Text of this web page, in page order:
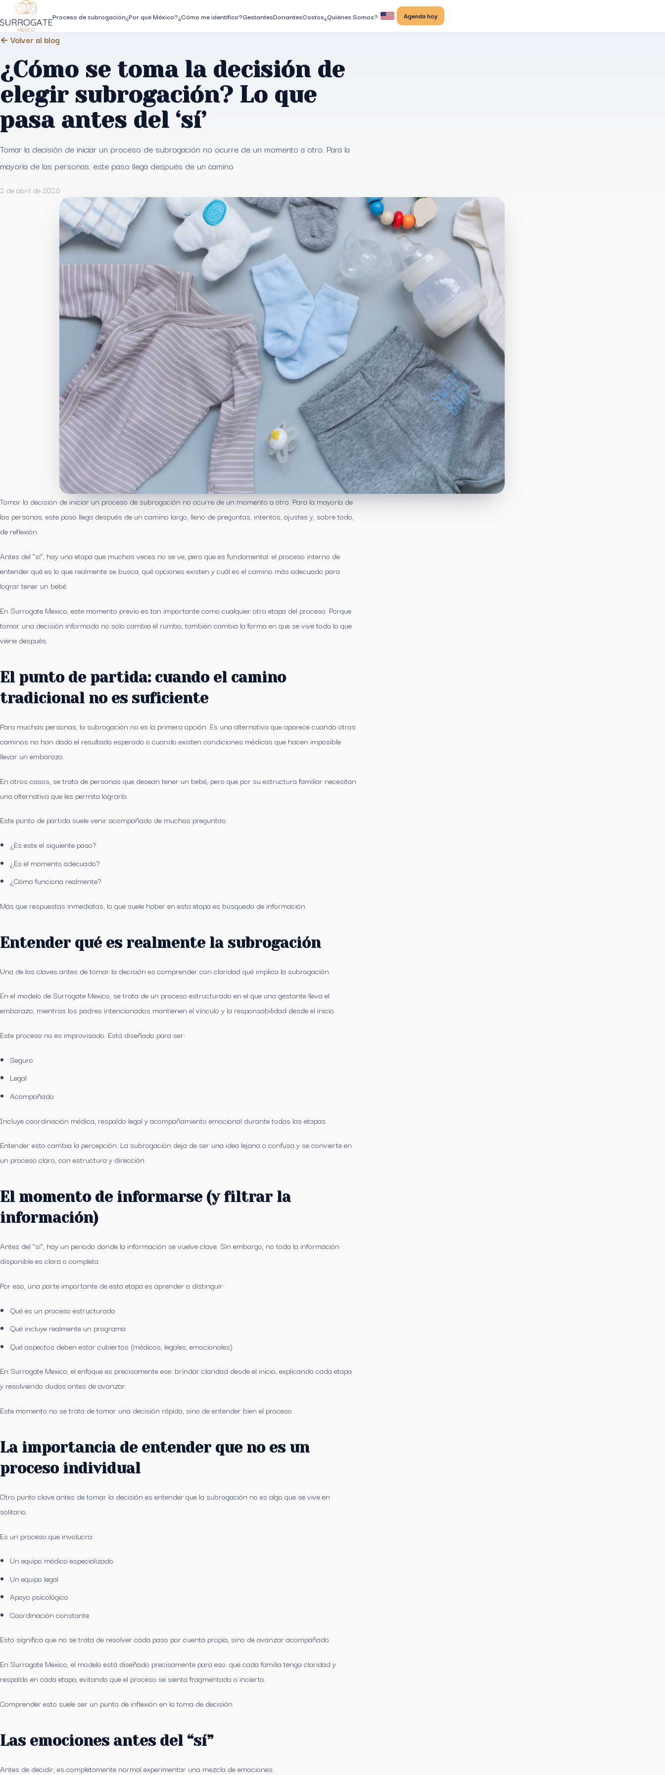
Proceso de subrogación¿Por qué México?¿Cómo me identifico?GestantesDonantesCostos¿Quiénes Somos? Agenda hoy
← Volver al blog
¿Cómo se toma la decisión de
elegir subrogación? Lo que
pasa antes del ‘sí’
Tomar la decisión de iniciar un proceso de subrogación no ocurre de un momento a otro. Para la
mayoría de las personas, este paso llega después de un camino
2 de abril de 2026
Tomar la decisión de iniciar un proceso de subrogación no ocurre de un momento a otro. Para la mayoría de
las personas, este paso llega después de un camino largo, lleno de preguntas, intentos, ajustes y, sobre todo,
de reflexión.
Antes del “sí”, hay una etapa que muchas veces no se ve, pero que es fundamental: el proceso interno de
entender qué es lo que realmente se busca, qué opciones existen y cuál es el camino más adecuado para
lograr tener un bebé.
En Surrogate Mexico, este momento previo es tan importante como cualquier otra etapa del proceso. Porque
tomar una decisión informada no solo cambia el rumbo, también cambia la forma en que se vive todo lo que
viene después.
El punto de partida: cuando el camino
tradicional no es suficiente
Para muchas personas, la subrogación no es la primera opción. Es una alternativa que aparece cuando otros
caminos no han dado el resultado esperado o cuando existen condiciones médicas que hacen imposible
llevar un embarazo.
En otros casos, se trata de personas que desean tener un bebé, pero que por su estructura familiar necesitan
una alternativa que les permita lograrlo.
Este punto de partida suele venir acompañado de muchas preguntas:
¿Es este el siguiente paso?
¿Es el momento adecuado?
¿Cómo funciona realmente?
Más que respuestas inmediatas, lo que suele haber en esta etapa es búsqueda de información.
Entender qué es realmente la subrogación
Una de las claves antes de tomar la decisión es comprender con claridad qué implica la subrogación.
En el modelo de Surrogate Mexico, se trata de un proceso estructurado en el que una gestante lleva el
embarazo, mientras los padres intencionados mantienen el vínculo y la responsabilidad desde el inicio.
Este proceso no es improvisado. Está diseñado para ser:
Seguro
Legal
Acompañado
Incluye coordinación médica, respaldo legal y acompañamiento emocional durante todas las etapas.
Entender esto cambia la percepción. La subrogación deja de ser una idea lejana o confusa y se convierte en
un proceso claro, con estructura y dirección.
El momento de informarse (y filtrar la
información)
Antes del “sí”, hay un periodo donde la información se vuelve clave. Sin embargo, no toda la información
disponible es clara o completa.
Por eso, una parte importante de esta etapa es aprender a distinguir:
Qué es un proceso estructurado
Qué incluye realmente un programa
Qué aspectos deben estar cubiertos (médicos, legales, emocionales)
En Surrogate Mexico, el enfoque es precisamente ese: brindar claridad desde el inicio, explicando cada etapa
y resolviendo dudas antes de avanzar.
Este momento no se trata de tomar una decisión rápida, sino de entender bien el proceso.
La importancia de entender que no es un
proceso individual
Otro punto clave antes de tomar la decisión es entender que la subrogación no es algo que se vive en
solitario.
Es un proceso que involucra:
Un equipo médico especializado
Un equipo legal
Apoyo psicológico
Coordinación constante
Esto significa que no se trata de resolver cada paso por cuenta propia, sino de avanzar acompañado.
En Surrogate Mexico, el modelo está diseñado precisamente para eso: que cada familia tenga claridad y
respaldo en cada etapa, evitando que el proceso se sienta fragmentado o incierto.
Comprender esto suele ser un punto de inflexión en la toma de decisión.
Las emociones antes del “sí”
Antes de decidir, es completamente normal experimentar una mezcla de emociones.